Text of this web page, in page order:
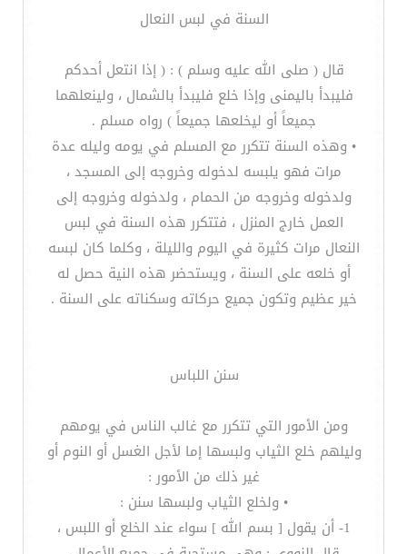
السنة في لبس النعال
قال ( صلى الله عليه وسلم ) : ( إذا انتعل أحدكم
فليبدأ باليمنى وإذا خلع فليبدأ بالشمال ، ولينعلهما
جميعاً أو ليخلعها جميعاً ) رواه مسلم .
• وهذه السنة تتكرر مع المسلم في يومه وليله عدة
مرات فهو يلبسه لدخوله وخروجه إلى المسجد ،
ولدخوله وخروجه من الحمام ، ولدخوله وخروجه إلى
العمل خارج المنزل ، فتتكرر هذه السنة في لبس
النعال مرات كثيرة في اليوم والليلة ، وكلما كان لبسه
أو خلعه على السنة ، ويستحضر هذه النية حصل له
خير عظيم وتكون جميع حركاته وسكناته على السنة .
سنن اللباس
ومن الأمور التي تتكرر مع غالب الناس في يومهم
وليلهم خلع الثياب ولبسها إما لأجل الغسل أو النوم أو
غير ذلك من الأمور :
• ولخلع الثياب ولبسها سنن :
1- أن يقول [ بسم الله ] سواء عند الخلع أو اللبس ،